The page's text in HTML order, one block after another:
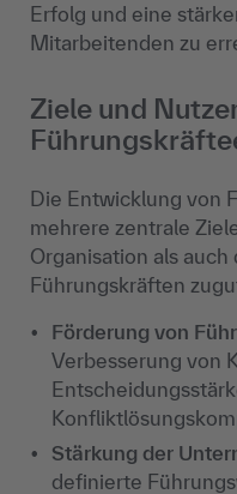
Erfolg und eine
Mitarbeitenden zu
Ziele und
Die Entwicklung von
mehrere zentrale
Organisation als auch
Führungskräften
Förderung von
Verbesserung von
Stärkung der
definierte